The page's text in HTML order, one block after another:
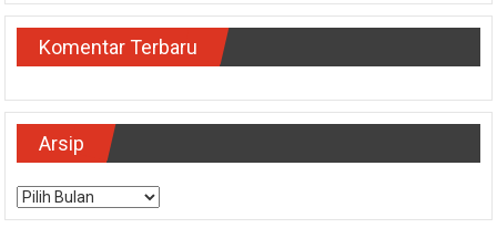
Komentar Terbaru
Arsip
Arsip